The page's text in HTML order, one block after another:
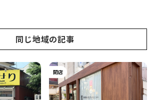
同じ地域の記事
開店